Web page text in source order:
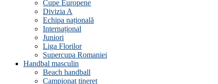
Cupe Europene
Divizia A
Echipa națională
Internațional
Juniori
Liga Florilor
Supercupa Romaniei
Handbal masculin
Beach handball
Campionat tineret